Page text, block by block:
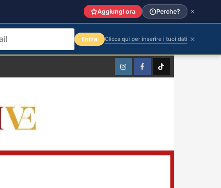
InstagramFacebookTikTok
Aggiungi ora Perche?
Entra Clicca qui per inserire i tuoi dati